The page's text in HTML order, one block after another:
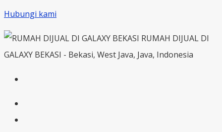
Hubungi kami
RUMAH DIJUAL DI
GALAXY BEKASI - Bekasi, West Java, Java, Indonesia